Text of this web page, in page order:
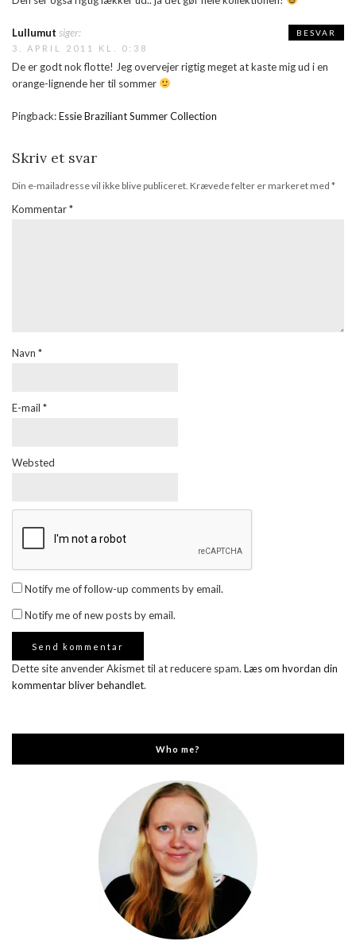
Lullumut siger:
3. APRIL 2011 KL. 0:38
De er godt nok flotte! Jeg overvejer rigtig meget at kaste mig ud i en
orange-lignende her til sommer
BESVAR
Pingback:Essie Braziliant Summer Collection
Skriv et svar
Din e-mailadresse vil ikke blive publiceret. Krævede felter er markeret med *
Kommentar*
Navn *
E-mail *
Websted
Notify me of follow-up comments by email.
Notify me of new posts by email.
Dette site anvender Akismet til at reducere spam. Læs om hvordan din
kommentar bliver behandlet.
Who me?